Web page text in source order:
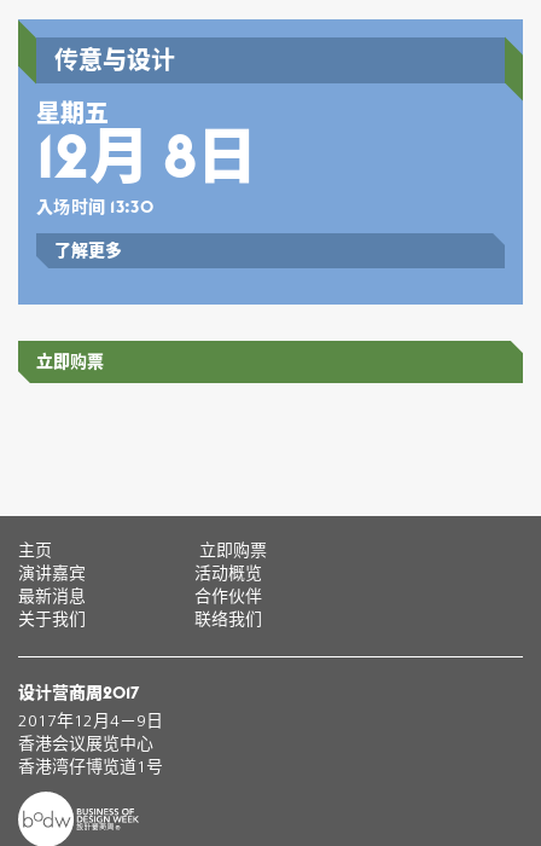
传意与设计
星期五
12月 8日
入场时间 13:30
了解更多
立即购票
主页
立即购票
演讲嘉宾
活动概览
最新消息
合作伙伴
关于我们
联络我们
设计营商周2017
2017年12月4－9日
香港会议展览中心
香港湾仔博览道1号